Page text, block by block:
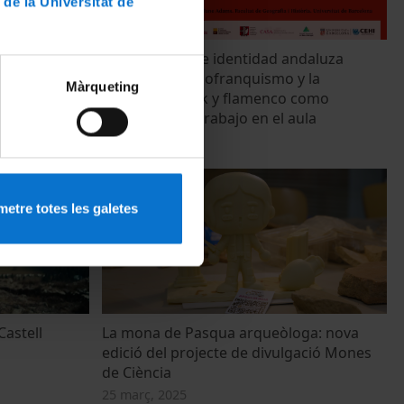
Màrqueting
totes les galetes
?
salazarista
Contracultura e identidad andaluza
durante el tardofranquismo y la
transición: rock y flamenco como
materiales de trabajo en el aula
14 octubre, 2025
La mona de Pasqua arqueòloga: nova
edició del projecte de divulgació Mones
de Ciència
25 març, 2025